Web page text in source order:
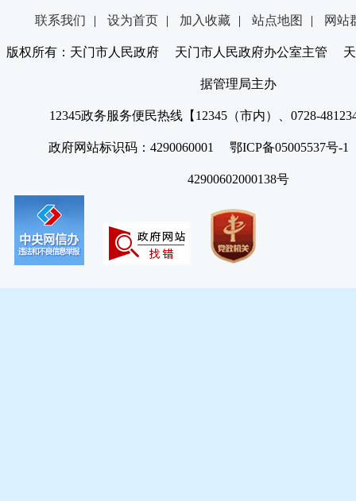
联系我们 | 设为首页 | 加入收藏 | 站点地图 | 网站
版权所有：天门市人民政府 天门市人民政府办公室主管 天
据管理局主办
12345政务服务便民热线【12345（市内）、0728-
政府网站标识码：4290060001 鄂ICP备05005537号
42900602000138号